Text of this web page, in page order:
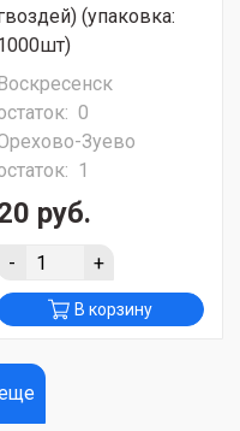
(упаковка:
0
Зуево
1
руб.
- +
В корзину